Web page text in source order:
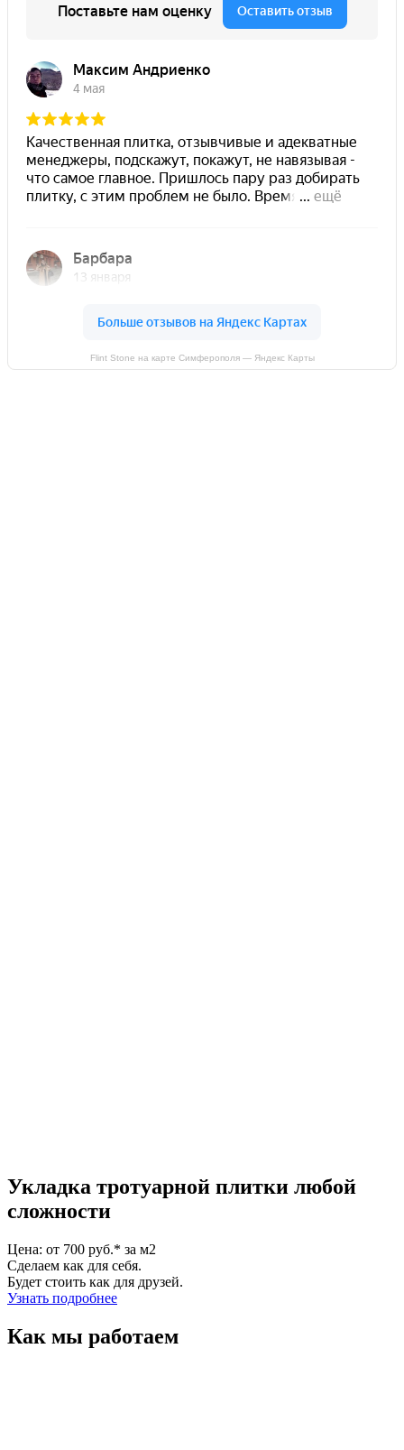
Flint Stone на карте Симферополя — Яндекс Карты
Укладка тротуарной плитки любой
сложности
Цена: от 700 руб.* за м2
Сделаем как для себя.
Будет стоить как для друзей.
Узнать подробнее
Как мы работаем